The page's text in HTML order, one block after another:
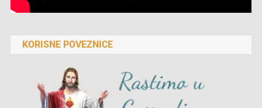
KORISNE POVEZNICE